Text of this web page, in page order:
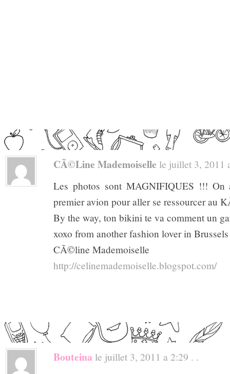
CÃ©line Mademoiselle le juillet 3, 2011
Les photos sont MAGNIFIQUES !!! On
premier avion pour aller se ressourcer au
By the way, ton bikini te va comment un
xoxo from another fashion lover in Brussels
CÃ©line Mademoiselle
http://celinemademoiselle.blogspot.com/
Bouteina le juillet 3, 2011 a 2:29 . .